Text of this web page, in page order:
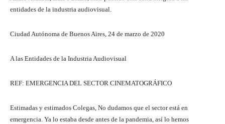
entidades de la industria audiovisual.
Ciudad Autónoma de Buenos Aires, 24 de marzo de 2020
A las Entidades de la Industria Audiovisual
REF: EMERGENCIA DEL SECTOR CINEMATOGRÁFICO
Estimadas y estimados Colegas, No dudamos que el sector está en
emergencia. Ya lo estaba desde antes de la pandemia, así lo hemos